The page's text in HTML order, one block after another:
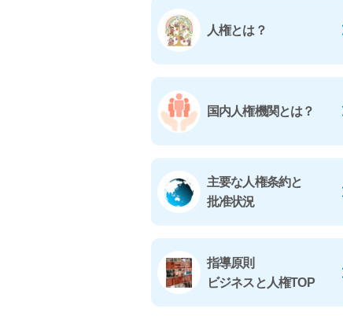
人権とは？
国内人権機関とは？
主要な人権条約と
批准状況
指導原則
ビジネスと人権TOP